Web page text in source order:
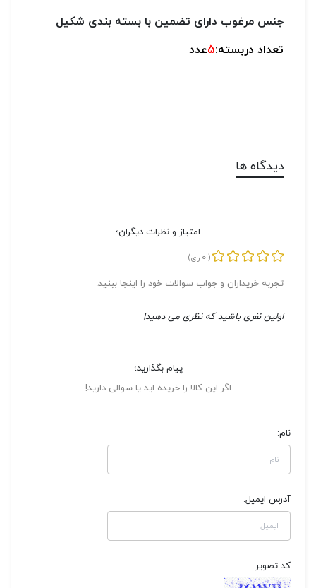
جنس مرغوب دارای تضمین با بسته بندی شکیل
تعداد دربسته:5عدد
دیدگاه ها
امتیاز و نظرات دیگران؛
(
0 رای)
تجربه خریداران و جواب سوالات خود را اینجا ببنید.
اولین نفری باشید که نظری می دهید!
پیام بگذارید؛
اگر این کالا را خریده اید یا سوالی دارید!
نام:
آدرس ایمیل:
کد تصویر